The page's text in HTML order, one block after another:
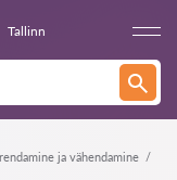
Tallinn
ja vähendamine